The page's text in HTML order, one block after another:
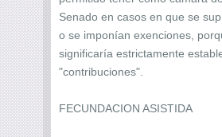
Senado en casos en que se
o se imponían exenciones,
significaría estrictamente
"contribuciones".
FECUNDACION ASISTIDA